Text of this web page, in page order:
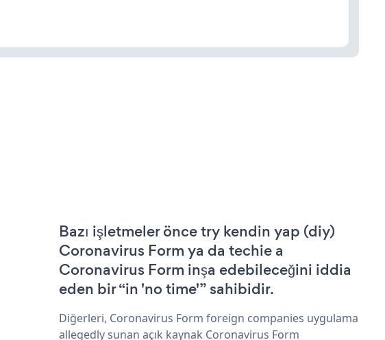
Bazı işletmeler önce try kendin yap (diy)
Coronavirus Form ya da techie a
Coronavirus Form inşa edebileceğini iddia
eden bir “in 'no time'” sahibidir.
Diğerleri, Coronavirus Form foreign companies uygulama
allegedly sunan açık kaynak Coronavirus Form